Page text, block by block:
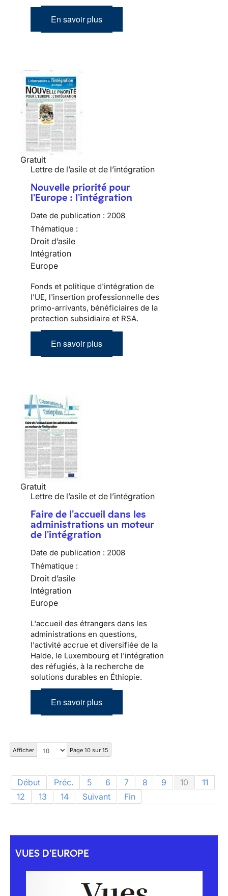
En savoir plus
Gratuit
Lettre de l’asile et de l’intégration
Nouvelle priorité pour
l'Europe : l'intégration
Date de publication : 2008
Thématique :
Droit d’asile
Intégration
Europe
Fonds et politique d'intégration de
l'UE, l'insertion professionnelle des
primo-arrivants, bénéficiaires de la
protection subsidiaire et RSA.
En savoir plus
Gratuit
Lettre de l’asile et de l’intégration
Faire de l'accueil dans les
administrations un moteur
de l'intégration
Date de publication : 2008
Thématique :
Droit d’asile
Intégration
Europe
L'accueil des étrangers dans les
administrations en questions,
l'activité accrue et diversifiée de la
Halde, le Luxembourg et l'intégration
des réfugiés, à la recherche de
solutions durables en Éthiopie.
En savoir plus
Afficher Page 10 sur 15
Début Préc. 5 6 7 8 9 10
11
12
13 14 Suivant Fin
VUES D'EUROPE